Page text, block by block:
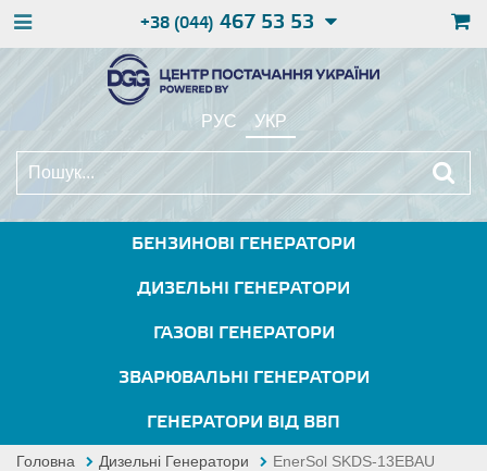
+38 (044) 467 53 53
РУС УКР
БЕНЗИНОВІ ГЕНЕРАТОРИ
ДИЗЕЛЬНІ ГЕНЕРАТОРИ
ГАЗОВІ ГЕНЕРАТОРИ
ЗВАРЮВАЛЬНІ ГЕНЕРАТОРИ
ГЕНЕРАТОРИ ВІД ВВП
Головна Дизельні Генератори EnerSol SKDS-13EBAU